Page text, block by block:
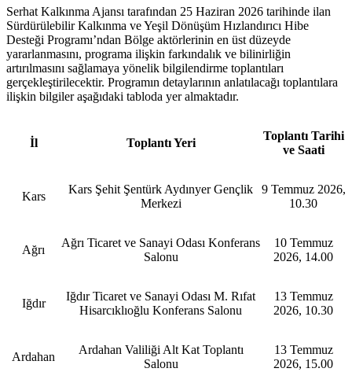
Serhat Kalkınma Ajansı tarafından 25 Haziran 2026 tarihinde ilan
Sürdürülebilir Kalkınma ve Yeşil Dönüşüm Hızlandırıcı Hibe
Desteği Programı’ndan Bölge aktörlerinin en üst düzeyde
yararlanmasını, programa ilişkin farkındalık ve bilinirliğin
artırılmasını sağlamaya yönelik bilgilendirme toplantıları
gerçekleştirilecektir. Programın detaylarının anlatılacağı toplantılara
ilişkin bilgiler aşağıdaki tabloda yer almaktadır.
İl Toplantı Yeri
Toplantı Tarihi
ve Saati
Kars
Kars Şehit Şentürk Aydınyer Gençlik
Merkezi
9 Temmuz 2026,
10.30
Ağrı
Ağrı Ticaret ve Sanayi Odası Konferans
Salonu
10 Temmuz
2026, 14.00
Iğdır
Iğdır Ticaret ve Sanayi Odası M. Rıfat
Hisarcıklıoğlu Konferans Salonu
13 Temmuz
2026, 10.30
Ardahan
Ardahan Valiliği Alt Kat Toplantı
Salonu
13 Temmuz
2026, 15.00